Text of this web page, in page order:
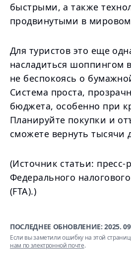
быстрыми, а также
продвинутыми в
Для туристов это еще
насладиться шоппингом
не беспокоясь о
Система проста,
бюджета, особенно при
Планируйте покупки и
сможете вернуть тысячи
(Источник статьи: пресс-
Федерального
(FTA).)
ПОСЛЕДНЕЕ ОБНОВЛЕНИЕ:2025.
Если вы заметили ошибку на этой
нам по электронной почте.